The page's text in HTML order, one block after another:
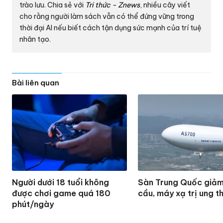
trào lưu. Chia sẻ với Tri thức - Znews, nhiều cây viết
cho rằng người làm sách vẫn có thể đứng vững trong
thời đại AI nếu biết cách tận dụng sức mạnh của trí tuệ
nhân tạo.
Bài liên quan
Người dưới 18 tuổi không
được chơi game quá 180
phút/ngày
Sàn Trung Quốc
cầu, máy xạ trị ung